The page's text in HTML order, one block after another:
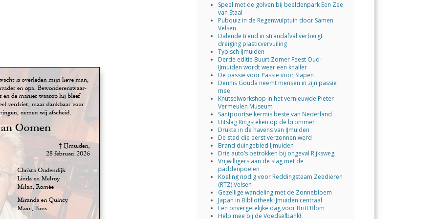
Speel met de golven bij beeldenpark Een Zee
van Staal
Pubquiz in de Regenwulptuin door Samen
Velsen
Dalende trend in strandafval verbergt
dreiging plasticvervuiling
Typisch IJmuiden
Derde editie Buurt Zomer Feest Oud-
IJmuiden wordt weer een knaller
De passie voor Passie voor Slapen
Dennis Gouda neemt mensen in zijn passie
mee
Knutselworkshop in het vernieuwde Pieter
Vermeulen Museum
Santpoortse kermis beste van Nederland
Uitslag Ringsteken op de brommer
Drukte in de havens van IJmuiden
De stad die eerst verzonnen werd
Brand duingebied IJmuiden
Drie auto’s betrokken bij ongeval Rijksweg
Vrijwilligers aan de slag met de
paddenpoelen
Koeling nodig voor Reddingsteam Zeedieren
(RTZ) Velsen
Gezellige wandeling met de Zonnebloem
Japan in Bibliotheek IJmuiden centraal
Een onvergetelijke dag voor Britt Blom
Help mee bij de Voedselbank!